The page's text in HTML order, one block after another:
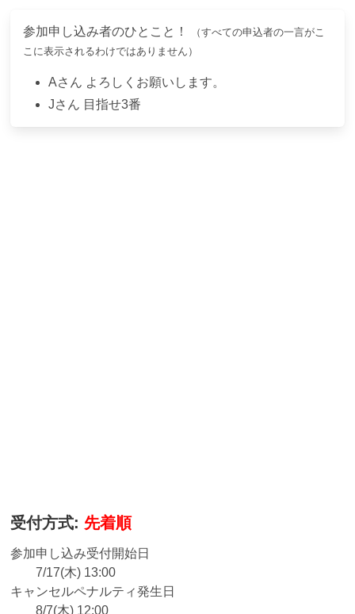
参加申し込み者のひとこと！
（すべての申込者の一言がこ
こに表示されるわけではありません）
Aさん よろしくお願いします。
Jさん 目指せ3番
受付方式: 先着順
参加申し込み受付開始日
7/17(木) 13:00
キャンセルペナルティ発生日
8/7(木) 12:00